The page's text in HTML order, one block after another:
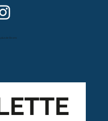
plus de 80 ans